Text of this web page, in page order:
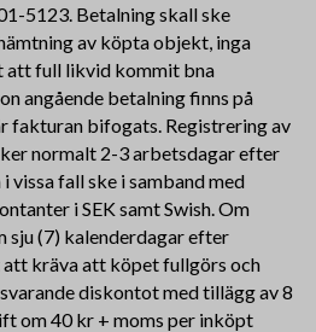
5123. Betalning skall ske
av köpta objekt, inga
att full likvid kommit bna
angående betalning finns på
fakturan bifogats. Registrering av
normalt 2-3 arbetsdagar efter
vissa fall ske i samband med
i SEK samt Swish. Om
sju (7) kalenderdagar efter
kräva att köpet fullgörs och
diskontot med tillägg av 8
om 40 kr + moms per inköpt